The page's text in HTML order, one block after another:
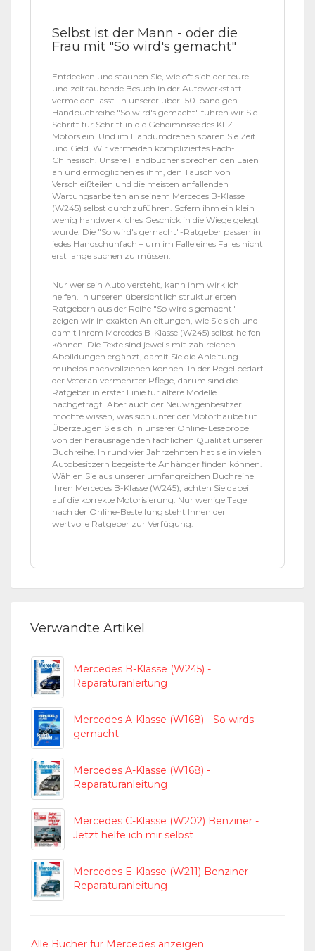
Selbst ist der Mann - oder die
Frau mit "So wird's gemacht"
Entdecken und staunen Sie, wie oft sich der teure
und zeitraubende Besuch in der Autowerkstatt
vermeiden lässt. In unserer über 150-bändigen
Handbuchreihe "So wird's gemacht" führen wir Sie
Schritt für Schritt in die Geheimnisse des KFZ-
Motors ein. Und im Handumdrehen sparen Sie Zeit
und Geld. Wir vermeiden kompliziertes Fach-
Chinesisch. Unsere Handbücher sprechen den Laien
an und ermöglichen es ihm, den Tausch von
Verschleißteilen und die meisten anfallenden
Wartungsarbeiten an seinem Mercedes B-Klasse
(W245) selbst durchzuführen. Sofern ihm ein klein
wenig handwerkliches Geschick in die Wiege gelegt
wurde. Die "So wird's gemacht"-Ratgeber passen in
jedes Handschuhfach – um im Falle eines Falles nicht
erst lange suchen zu müssen.
Nur wer sein Auto versteht, kann ihm wirklich
helfen. In unseren übersichtlich strukturierten
Ratgebern aus der Reihe "So wird's gemacht"
zeigen wir in exakten Anleitungen, wie Sie sich und
damit Ihrem Mercedes B-Klasse (W245) selbst helfen
können. Die Texte sind jeweils mit zahlreichen
Abbildungen ergänzt, damit Sie die Anleitung
mühelos nachvollziehen können. In der Regel bedarf
der Veteran vermehrter Pflege, darum sind die
Ratgeber in erster Linie für ältere Modelle
nachgefragt. Aber auch der Neuwagenbesitzer
möchte wissen, was sich unter der Motorhaube tut.
Überzeugen Sie sich in unserer Online-Leseprobe
von der herausragenden fachlichen Qualität unserer
Buchreihe. In rund vier Jahrzehnten hat sie in vielen
Autobesitzern begeisterte Anhänger finden können.
Wählen Sie aus unserer umfangreichen Buchreihe
Ihren Mercedes B-Klasse (W245), achten Sie dabei
auf die korrekte Motorisierung. Nur wenige Tage
nach der Online-Bestellung steht Ihnen der
wertvolle Ratgeber zur Verfügung.
Verwandte Artikel
Mercedes B-Klasse (W245) -
Reparaturanleitung
Mercedes A-Klasse (W168) - So wirds
gemacht
Mercedes A-Klasse (W168) -
Reparaturanleitung
Mercedes C-Klasse (W202) Benziner -
Jetzt helfe ich mir selbst
Mercedes E-Klasse (W211) Benziner -
Reparaturanleitung
Alle Bücher für Mercedes anzeigen